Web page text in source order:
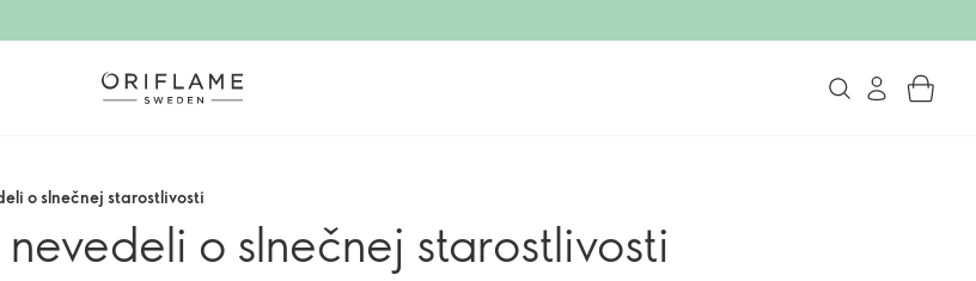
o slnečnej starostlivosti
o slnečnej starostlivosti